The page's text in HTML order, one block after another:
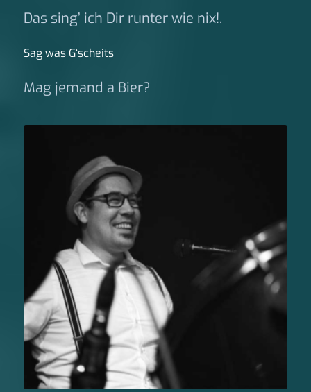
Das sing’ ich Dir runter wie nix!.
Sag was G‘scheits
Mag jemand a Bier?